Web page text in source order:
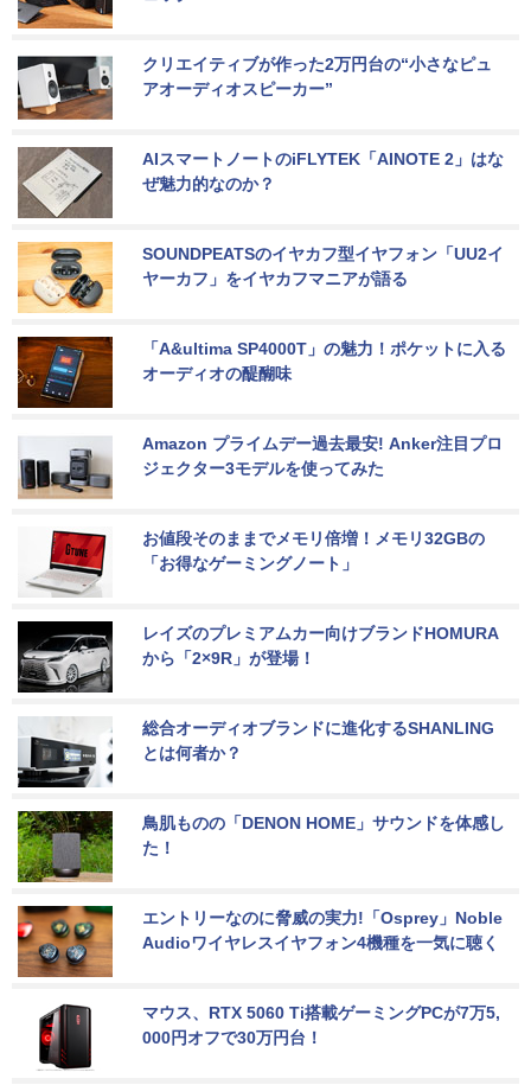
クリエイティブが作った2万円台の“小さなピュ
アオーディオスピーカー”
AIスマートノートのiFLYTEK「AINOTE 2」はな
ぜ魅力的なのか？
SOUNDPEATSのイヤカフ型イヤフォン「UU2イ
ヤーカフ」をイヤカフマニアが語る
「A&ultima SP4000T」の魅力！ポケットに入る
オーディオの醍醐味
Amazon プライムデー過去最安! Anker注目プロ
ジェクター3モデルを使ってみた
お値段そのままでメモリ倍増！メモリ32GBの
「お得なゲーミングノート」
レイズのプレミアムカー向けブランドHOMURA
から「2×9R」が登場！
総合オーディオブランドに進化するSHANLING
とは何者か？
鳥肌ものの「DENON HOME」サウンドを体感し
た！
エントリーなのに脅威の実力!「Osprey」Noble
Audioワイヤレスイヤフォン4機種を一気に聴く
マウス、RTX 5060 Ti搭載ゲーミングPCが7万5,
000円オフで30万円台！